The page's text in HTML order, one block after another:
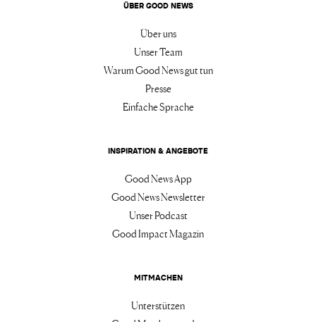
ÜBER GOOD NEWS
Über uns
Unser Team
Warum Good News gut tun
Presse
Einfache Sprache
INSPIRATION & ANGEBOTE
Good News App
Good News Newsletter
Unser Podcast
Good Impact Magazin
MITMACHEN
Unterstützen